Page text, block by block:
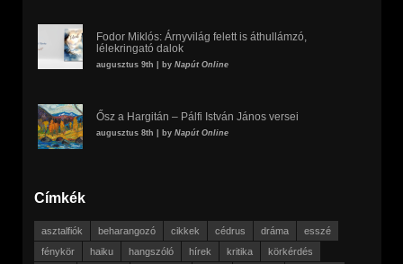
Fodor Miklós: Árnyvilág felett is áthullámzó,
lélekringató dalok
augusztus 9th | by Napút Online
Ősz a Hargitán – Pálfi István János versei
augusztus 8th | by Napút Online
Címkék
asztalfiók beharangozó cikkek cédrus dráma
esszé
fénykör
haiku hangszóló hírek kritika
körkérdés